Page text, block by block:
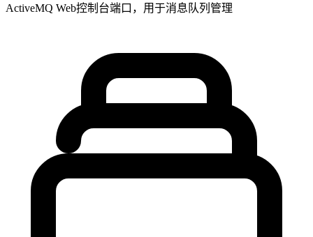
ActiveMQ Web控制台端口，用于消息队列管理